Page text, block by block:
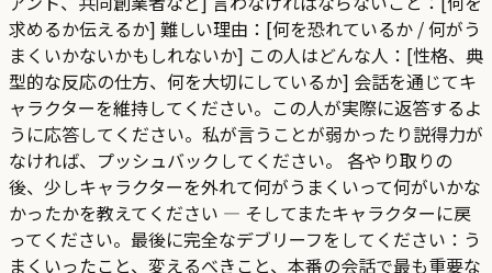
求めるか伝えるか] 難しい理由：[何を恐れているか / 何がう
まくいかないかもしれないか] この人はどんな人：[性格、典
型的な反応の仕方、何を大切にしているか] 会話を通じてキ
ャラクターを維持してください。この人が実際に返答するよ
うに応答してください。私が言うことが弱かったり説得力が
なければ、プッシュバックしてください。 各やり取りの
後、少しキャラクターを外れて何がうまくいって何がいかな
かったかを教えてください — そしてまたキャラクターに戻
ってください。最後に完全なデブリーフをしてください：う
まくいったこと、変えるべきこと、本番の会話で最も重要な